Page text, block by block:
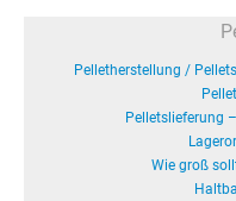
Pelletherstellung /
Pelletslieferung
Wie groß